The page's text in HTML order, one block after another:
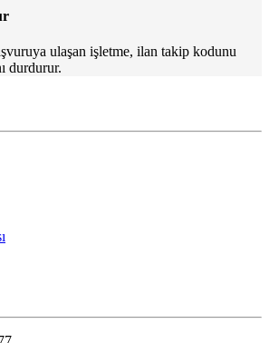
ulaşan işletme, ilan takip kodunu
durdurur.